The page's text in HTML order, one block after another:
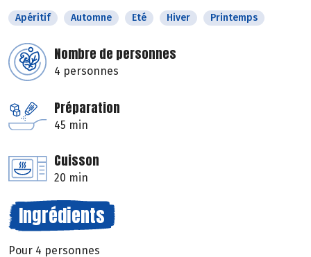
Apéritif Automne Eté Hiver Printemps
Nombre de personnes
4 personnes
Préparation
45 min
Cuisson
20 min
Ingrédients
Pour 4 personnes